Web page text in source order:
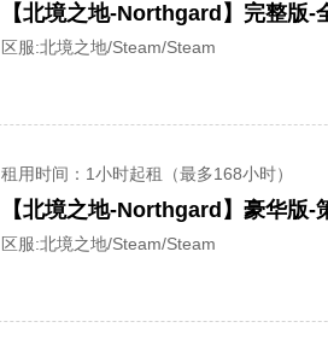
【北境之地-Northgard】完整版-
区服:北境之地/Steam/Steam
租用时间 ：1小时起租（最多168小时）
【北境之地-Northgard】豪华版-
区服:北境之地/Steam/Steam